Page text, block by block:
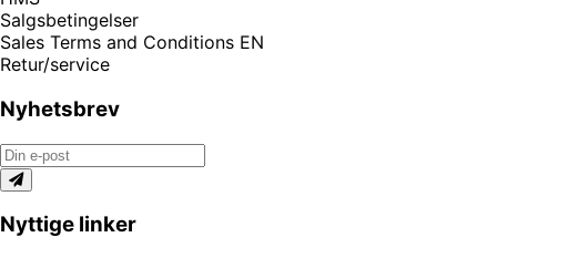
Salgsbetingelser
Sales Terms and Conditions EN
Retur/service
Nyhetsbrev
Nyttige linker